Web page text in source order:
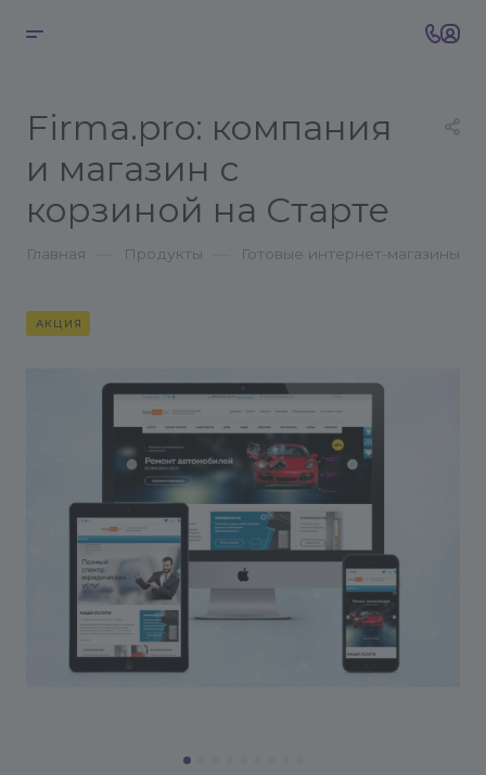
Firma.pro: компания
и магазин с
корзиной на Старте
Главная Продукты Готовые интернет-магазины
АКЦИЯ